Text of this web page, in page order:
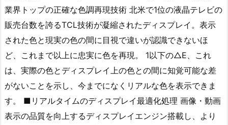
業界トップの正確な色調再現技術 北米で1位の液晶テレビの
販売台数を誇るTCL技術が凝縮されたディスプレイ。表示
された色と現実の色の間に目視で違いが認識できないほ
ど、これまで以上に忠実に色を再現。 1以下の△E、これ
は、実際の色とディスプレイ上の色との間に知覚可能な差
がないことを示し、今までになくリアルな色を表示できま
す。 ■リアルタイムのディスプレイ最適化処理 画像・動画
表示の品質を向上するディスプレイエンジン搭載し、より